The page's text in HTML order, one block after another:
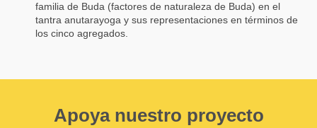
familia de Buda (factores de naturaleza de Buda) en el
tantra anutarayoga y sus representaciones en términos de
los cinco agregados.
Apoya nuestro proyecto